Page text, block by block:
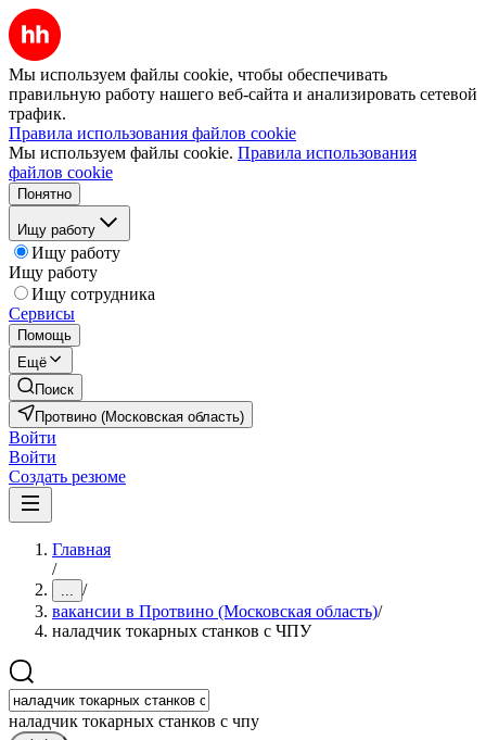
Мы используем файлы cookie, чтобы обеспечивать
правильную работу нашего веб-сайта и анализировать сетевой
трафик.
Правила использования файлов cookie
Мы используем файлы cookie. Правила использования
файлов cookie
Понятно
Ищу работу
Ищу работу
Ищу работу
Ищу сотрудника
Сервисы
Помощь
Ещё
Поиск
Протвино (Московская область)
Войти
Войти
Создать резюме
Главная
/
... /
вакансии в Протвино (Московская область)/
наладчик токарных станков с ЧПУ
наладчик токарных станков с чпу